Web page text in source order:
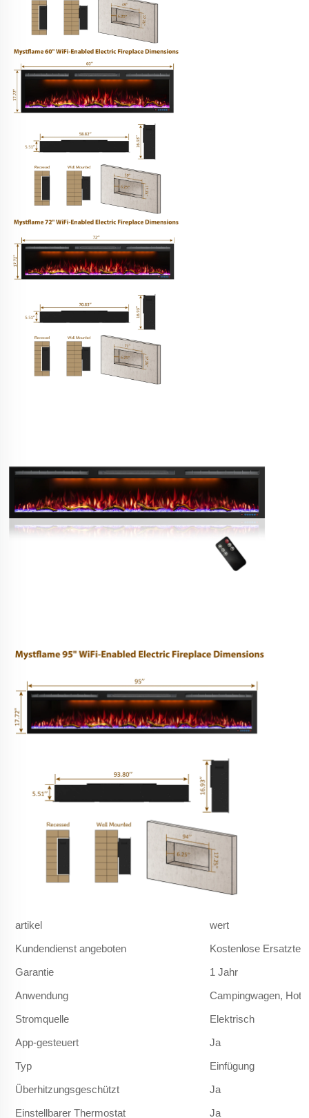
artikel
wert
Kundendienst angeboten
Kostenlose
Garantie
1 Jahr
Anwendung
Campingwagen,
Stromquelle
Elektrisch
App-gesteuert
Ja
Typ
Einfügung
Überhitzungsgeschützt
Ja
Einstellbarer Thermostat
Ja